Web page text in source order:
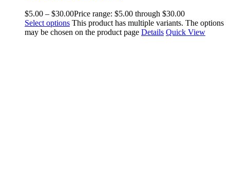
$5.00 – $30.00Price range: $5.00 through $30.00
Select options This product has multiple variants. The options
may be chosen on the product page Details Quick View